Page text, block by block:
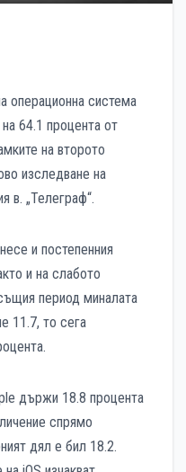
операционна система
64.1 процента от
на второто
изследване на
в. „Телеграф“.
и постепенния
и на слабото
период миналата
11.7, то сега
държи 18.8 процента
спрямо
дял е бил 18.2.